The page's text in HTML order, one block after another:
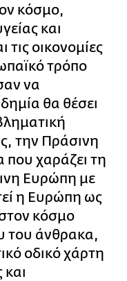
κόσμο,
και
τις οικονομίες
τρόπο
να
θα θέσει
την Πράσινη
χαράζει τη
Ευρώπη με
η Ευρώπη ως
κόσμο
του άνθρακα,
οδικό χάρτη
και